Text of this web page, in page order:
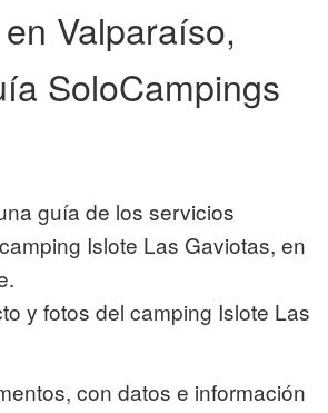
Valparaíso,
SoloCampings
guía de los servicios
Islote Las Gaviotas, en
y fotos del camping Islote Las
con datos e información